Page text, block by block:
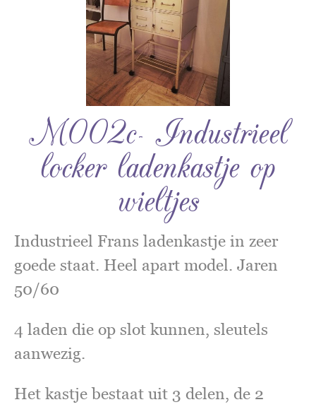
M002c- Industrieel
locker ladenkastje op
wieltjes
Industrieel Frans ladenkastje in zeer
goede staat. Heel apart model. Jaren
50/60
4 laden die op slot kunnen, sleutels
aanwezig.
Het kastje bestaat uit 3 delen, de 2